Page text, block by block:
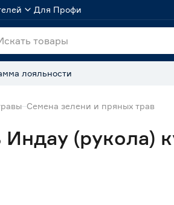
Для Профи
лояльности
Семена зелени и пряных трав
(рукола)